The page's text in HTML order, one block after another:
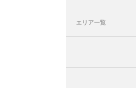
エリア一覧